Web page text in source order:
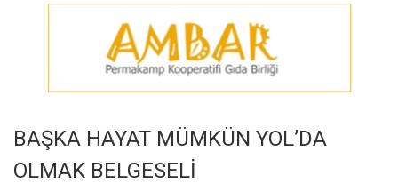
BAŞKA HAYAT MÜMKÜN YOL’DA
OLMAK BELGESELİ